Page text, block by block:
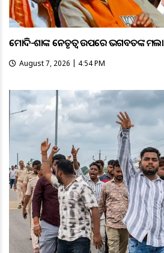
ମୋଦି-ଶାହଙ୍କ ନେତୃତ୍ୱ ଉପରେ ଭଗବତଙ୍କ ହମଲା
August 7, 2026 | 4:54 PM